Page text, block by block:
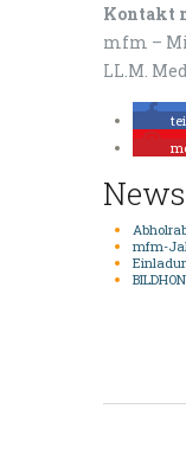
Kontakt
mfm –
LL.M.
News
mfm-